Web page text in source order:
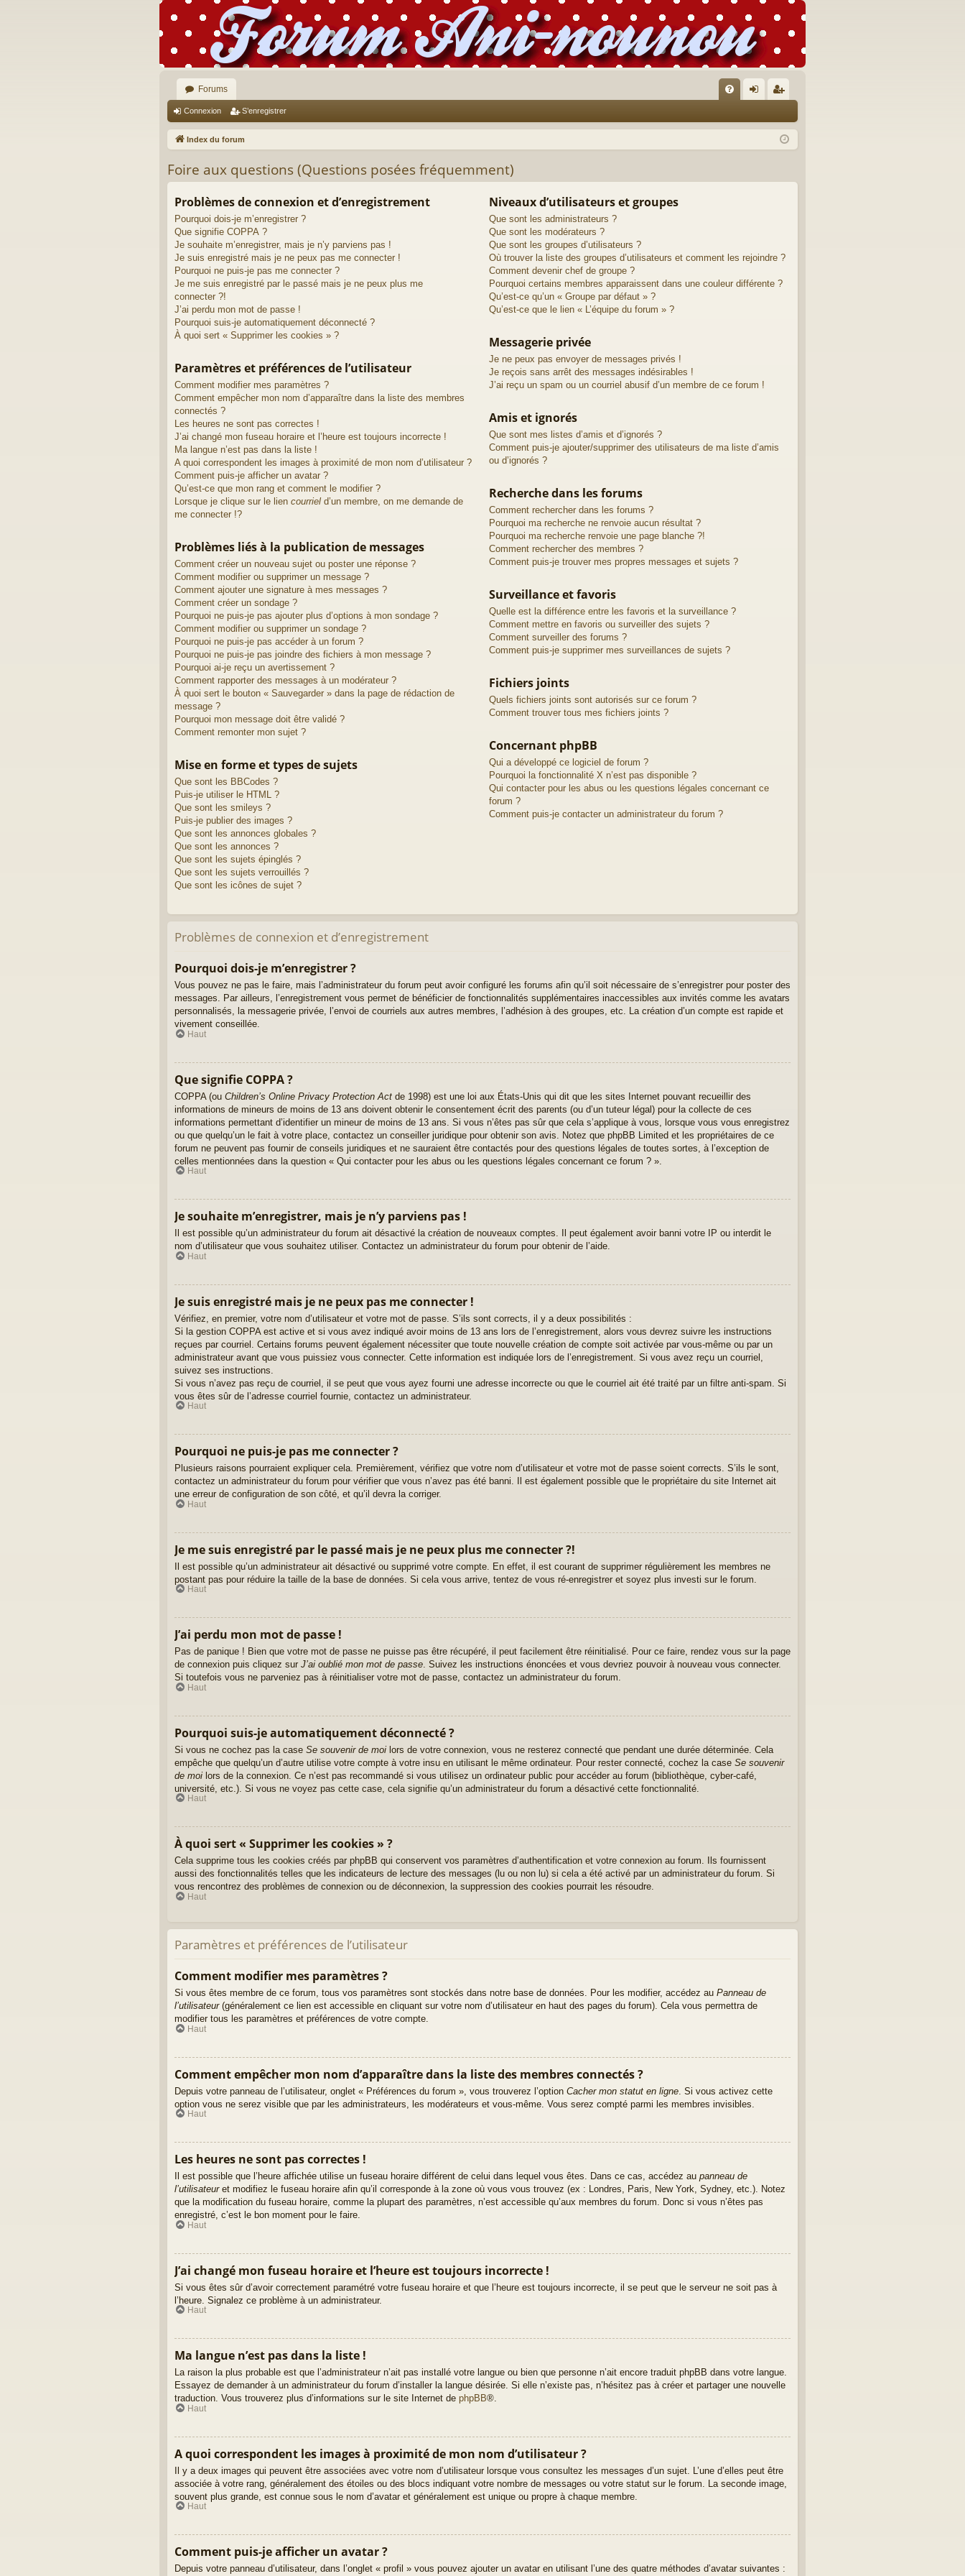
Forums
Q ne nr
Connexion S’enregistrer
Index du forum
Foire aux questions (Questions posées fréquemment)
Problèmes de connexion et d’enregistrement
Pourquoi dois-je m’enregistrer ?
Que signifie COPPA ?
Je souhaite m’enregistrer, mais je n’y parviens pas !
Je suis enregistré mais je ne peux pas me connecter !
Pourquoi ne puis-je pas me connecter ?
Je me suis enregistré par le passé mais je ne peux plus me
connecter ?!
J’ai perdu mon mot de passe !
Pourquoi suis-je automatiquement déconnecté ?
À quoi sert « Supprimer les cookies » ?
Paramètres et préférences de l’utilisateur
Comment modifier mes paramètres ?
Comment empêcher mon nom d’apparaître dans la liste des membres
connectés ?
Les heures ne sont pas correctes !
J’ai changé mon fuseau horaire et l’heure est toujours incorrecte !
Ma langue n’est pas dans la liste !
A quoi correspondent les images à proximité de mon nom d’utilisateur ?
Comment puis-je afficher un avatar ?
Qu’est-ce que mon rang et comment le modifier ?
Lorsque je clique sur le lien courriel d’un membre, on me demande de
me connecter !?
Problèmes liés à la publication de messages
Comment créer un nouveau sujet ou poster une réponse ?
Comment modifier ou supprimer un message ?
Comment ajouter une signature à mes messages ?
Comment créer un sondage ?
Pourquoi ne puis-je pas ajouter plus d’options à mon sondage ?
Comment modifier ou supprimer un sondage ?
Pourquoi ne puis-je pas accéder à un forum ?
Pourquoi ne puis-je pas joindre des fichiers à mon message ?
Pourquoi ai-je reçu un avertissement ?
Comment rapporter des messages à un modérateur ?
À quoi sert le bouton « Sauvegarder » dans la page de rédaction de
message ?
Pourquoi mon message doit être validé ?
Comment remonter mon sujet ?
Mise en forme et types de sujets
Que sont les BBCodes ?
Puis-je utiliser le HTML ?
Que sont les smileys ?
Puis-je publier des images ?
Que sont les annonces globales ?
Que sont les annonces ?
Que sont les sujets épinglés ?
Que sont les sujets verrouillés ?
Que sont les icônes de sujet ?
Niveaux d’utilisateurs et groupes
Que sont les administrateurs ?
Que sont les modérateurs ?
Que sont les groupes d’utilisateurs ?
Où trouver la liste des groupes d’utilisateurs et comment les rejoindre ?
Comment devenir chef de groupe ?
Pourquoi certains membres apparaissent dans une couleur différente ?
Qu’est-ce qu’un « Groupe par défaut » ?
Qu’est-ce que le lien « L’équipe du forum » ?
Messagerie privée
Je ne peux pas envoyer de messages privés !
Je reçois sans arrêt des messages indésirables !
J’ai reçu un spam ou un courriel abusif d’un membre de ce forum !
Amis et ignorés
Que sont mes listes d’amis et d’ignorés ?
Comment puis-je ajouter/supprimer des utilisateurs de ma liste d’amis
ou d’ignorés ?
Recherche dans les forums
Comment rechercher dans les forums ?
Pourquoi ma recherche ne renvoie aucun résultat ?
Pourquoi ma recherche renvoie une page blanche ?!
Comment rechercher des membres ?
Comment puis-je trouver mes propres messages et sujets ?
Surveillance et favoris
Quelle est la différence entre les favoris et la surveillance ?
Comment mettre en favoris ou surveiller des sujets ?
Comment surveiller des forums ?
Comment puis-je supprimer mes surveillances de sujets ?
Fichiers joints
Quels fichiers joints sont autorisés sur ce forum ?
Comment trouver tous mes fichiers joints ?
Concernant phpBB
Qui a développé ce logiciel de forum ?
Pourquoi la fonctionnalité X n’est pas disponible ?
Qui contacter pour les abus ou les questions légales concernant ce
forum ?
Comment puis-je contacter un administrateur du forum ?
Problèmes de connexion et d’enregistrement
Pourquoi dois-je m’enregistrer ?
Vous pouvez ne pas le faire, mais l’administrateur du forum peut avoir configuré les forums afin qu’il soit nécessaire de s’enregistrer pour poster des
messages. Par ailleurs, l’enregistrement vous permet de bénéficier de fonctionnalités supplémentaires inaccessibles aux invités comme les avatars
personnalisés, la messagerie privée, l’envoi de courriels aux autres membres, l’adhésion à des groupes, etc. La création d’un compte est rapide et
vivement conseillée.
Haut
Que signifie COPPA ?
COPPA (ou Children’s Online Privacy Protection Act de 1998) est une loi aux États-Unis qui dit que les sites Internet pouvant recueillir des
informations de mineurs de moins de 13 ans doivent obtenir le consentement écrit des parents (ou d’un tuteur légal) pour la collecte de ces
informations permettant d’identifier un mineur de moins de 13 ans. Si vous n’êtes pas sûr que cela s’applique à vous, lorsque vous vous enregistrez
ou que quelqu’un le fait à votre place, contactez un conseiller juridique pour obtenir son avis. Notez que phpBB Limited et les propriétaires de ce
forum ne peuvent pas fournir de conseils juridiques et ne sauraient être contactés pour des questions légales de toutes sortes, à l’exception de
celles mentionnées dans la question « Qui contacter pour les abus ou les questions légales concernant ce forum ? ».
Haut
Je souhaite m’enregistrer, mais je n’y parviens pas !
Il est possible qu’un administrateur du forum ait désactivé la création de nouveaux comptes. Il peut également avoir banni votre IP ou interdit le
nom d’utilisateur que vous souhaitez utiliser. Contactez un administrateur du forum pour obtenir de l’aide.
Haut
Je suis enregistré mais je ne peux pas me connecter !
Vérifiez, en premier, votre nom d’utilisateur et votre mot de passe. S’ils sont corrects, il y a deux possibilités :
Si la gestion COPPA est active et si vous avez indiqué avoir moins de 13 ans lors de l’enregistrement, alors vous devrez suivre les instructions
reçues par courriel. Certains forums peuvent également nécessiter que toute nouvelle création de compte soit activée par vous-même ou par un
administrateur avant que vous puissiez vous connecter. Cette information est indiquée lors de l’enregistrement. Si vous avez reçu un courriel,
suivez ses instructions.
Si vous n’avez pas reçu de courriel, il se peut que vous ayez fourni une adresse incorrecte ou que le courriel ait été traité par un filtre anti-spam. Si
vous êtes sûr de l’adresse courriel fournie, contactez un administrateur.
Haut
Pourquoi ne puis-je pas me connecter ?
Plusieurs raisons pourraient expliquer cela. Premièrement, vérifiez que votre nom d’utilisateur et votre mot de passe soient corrects. S’ils le sont,
contactez un administrateur du forum pour vérifier que vous n’avez pas été banni. Il est également possible que le propriétaire du site Internet ait
une erreur de configuration de son côté, et qu’il devra la corriger.
Haut
Je me suis enregistré par le passé mais je ne peux plus me connecter ?!
Il est possible qu’un administrateur ait désactivé ou supprimé votre compte. En effet, il est courant de supprimer régulièrement les membres ne
postant pas pour réduire la taille de la base de données. Si cela vous arrive, tentez de vous ré-enregistrer et soyez plus investi sur le forum.
Haut
J’ai perdu mon mot de passe !
Pas de panique ! Bien que votre mot de passe ne puisse pas être récupéré, il peut facilement être réinitialisé. Pour ce faire, rendez vous sur la page
de connexion puis cliquez sur J’ai oublié mon mot de passe. Suivez les instructions énoncées et vous devriez pouvoir à nouveau vous connecter.
Si toutefois vous ne parveniez pas à réinitialiser votre mot de passe, contactez un administrateur du forum.
Haut
Pourquoi suis-je automatiquement déconnecté ?
Si vous ne cochez pas la case Se souvenir de moi lors de votre connexion, vous ne resterez connecté que pendant une durée déterminée. Cela
empêche que quelqu’un d’autre utilise votre compte à votre insu en utilisant le même ordinateur. Pour rester connecté, cochez la case Se souvenir
de moi lors de la connexion. Ce n’est pas recommandé si vous utilisez un ordinateur public pour accéder au forum (bibliothèque, cyber-café,
université, etc.). Si vous ne voyez pas cette case, cela signifie qu’un administrateur du forum a désactivé cette fonctionnalité.
Haut
À quoi sert « Supprimer les cookies » ?
Cela supprime tous les cookies créés par phpBB qui conservent vos paramètres d’authentification et votre connexion au forum. Ils fournissent
aussi des fonctionnalités telles que les indicateurs de lecture des messages (lu ou non lu) si cela a été activé par un administrateur du forum. Si
vous rencontrez des problèmes de connexion ou de déconnexion, la suppression des cookies pourrait les résoudre.
Haut
Paramètres et préférences de l’utilisateur
Comment modifier mes paramètres ?
Si vous êtes membre de ce forum, tous vos paramètres sont stockés dans notre base de données. Pour les modifier, accédez au Panneau de
l’utilisateur(généralement ce lien est accessible en cliquant sur votre nom d’utilisateur en haut des pages du forum). Cela vous permettra de
modifier tous les paramètres et préférences de votre compte.
Haut
Comment empêcher mon nom d’apparaître dans la liste des membres connectés ?
Depuis votre panneau de l’utilisateur, onglet « Préférences du forum », vous trouverez l’option Cacher mon statut en ligne . Si vous activez cette
option vous ne serez visible que par les administrateurs, les modérateurs et vous-même. Vous serez compté parmi les membres invisibles.
Haut
Les heures ne sont pas correctes !
Il est possible que l’heure affichée utilise un fuseau horaire différent de celui dans lequel vous êtes. Dans ce cas, accédez au panneau de
l’utilisateuret modifiez le fuseau horaire afin qu’il corresponde à la zone où vous vous trouvez (ex : Londres, Paris, New York, Sydney, etc.). Notez
que la modification du fuseau horaire, comme la plupart des paramètres, n’est accessible qu’aux membres du forum. Donc si vous n’êtes pas
enregistré, c’est le bon moment pour le faire.
Haut
J’ai changé mon fuseau horaire et l’heure est toujours incorrecte !
Si vous êtes sûr d’avoir correctement paramétré votre fuseau horaire et que l’heure est toujours incorrecte, il se peut que le serveur ne soit pas à
l’heure. Signalez ce problème à un administrateur.
Haut
Ma langue n’est pas dans la liste !
La raison la plus probable est que l’administrateur n’ait pas installé votre langue ou bien que personne n’ait encore traduit phpBB dans votre langue.
Essayez de demander à un administrateur du forum d’installer la langue désirée. Si elle n’existe pas, n’hésitez pas à créer et partager une nouvelle
traduction. Vous trouverez plus d’informations sur le site Internet de phpBB®.
Haut
A quoi correspondent les images à proximité de mon nom d’utilisateur ?
Il y a deux images qui peuvent être associées avec votre nom d’utilisateur lorsque vous consultez les messages d’un sujet. L’une d’elles peut être
associée à votre rang, généralement des étoiles ou des blocs indiquant votre nombre de messages ou votre statut sur le forum. La seconde image,
souvent plus grande, est connue sous le nom d’avatar et généralement est unique ou propre à chaque membre.
Haut
Comment puis-je afficher un avatar ?
Depuis votre panneau d’utilisateur, dans l’onglet « profil » vous pouvez ajouter un avatar en utilisant l’une des quatre méthodes d’avatar suivantes :